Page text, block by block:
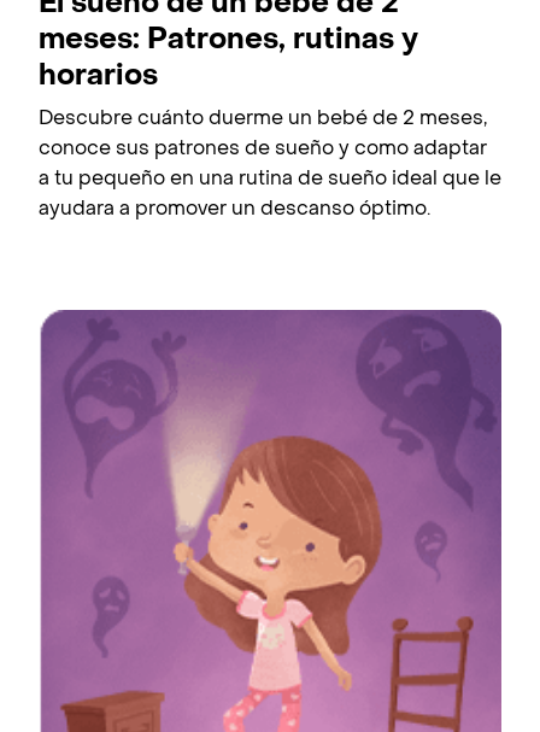
meses: Patrones, rutinas y
horarios
Descubre cuánto duerme un bebé de 2 meses,
conoce sus patrones de sueño y como adaptar
a tu pequeño en una rutina de sueño ideal que le
ayudara a promover un descanso óptimo.